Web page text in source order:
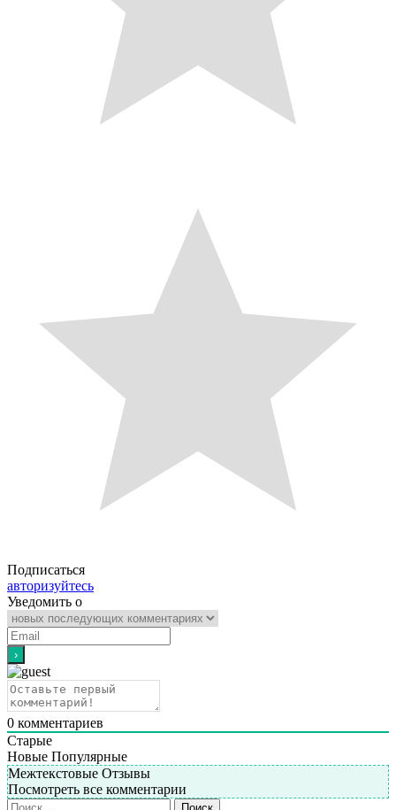
Подписаться
авторизуйтесь
Уведомить о
0 комментариев
Старые
Новые Популярные
Межтекстовые Отзывы
Посмотреть все комментарии